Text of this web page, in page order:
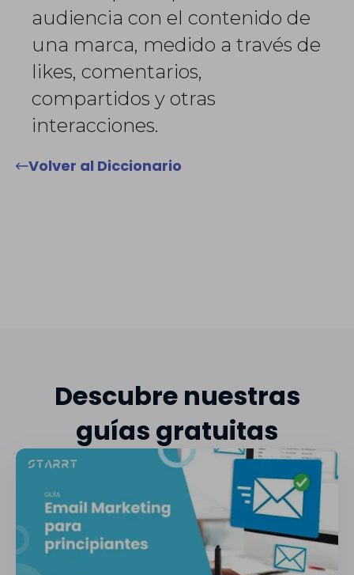
audiencia con el contenido de
una marca, medido a través de
likes, comentarios,
compartidos y otras
interacciones.
Volver al Diccionario
Descubre nuestras
guías gratuitas